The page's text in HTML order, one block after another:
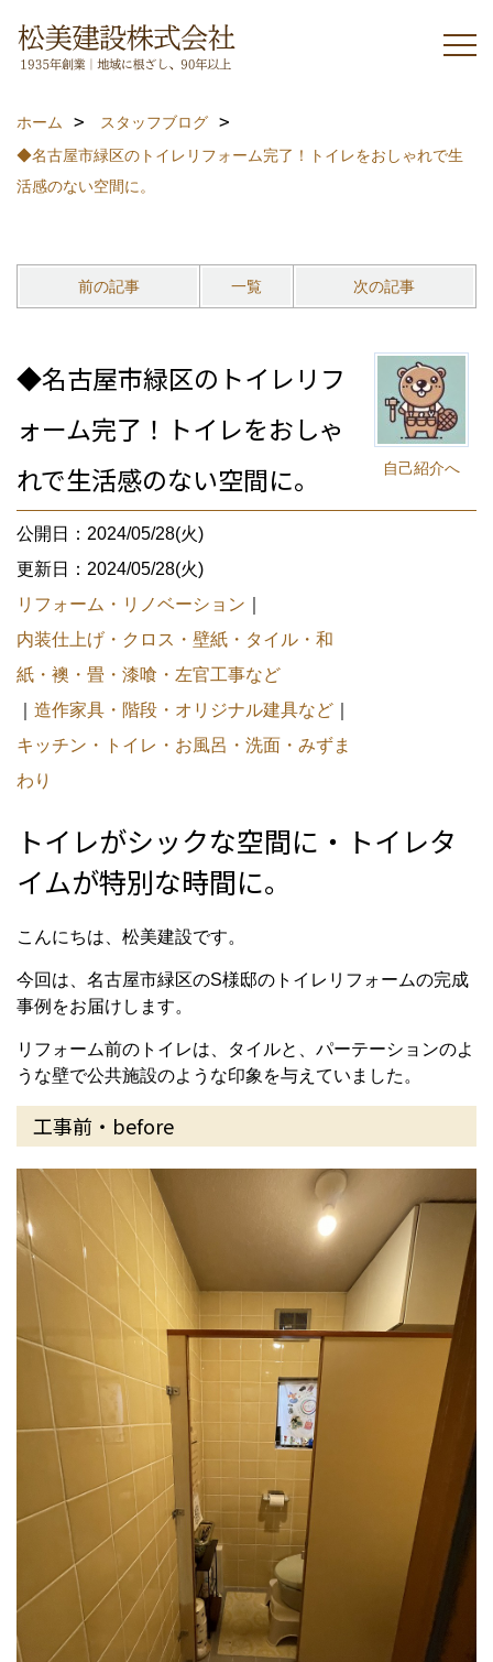
ホーム
スタッフブログ
◆名古屋市緑区のトイレリフォーム完了！トイレをおしゃれで生
活感のない空間に。
前の記事 一覧 次の記事
自己紹介へ
◆名古屋市緑区のトイレリフ
ォーム完了！トイレをおしゃ
れで生活感のない空間に。
公開日：2024/05/28(火)
更新日：2024/05/28(火)
リフォーム・リノベーション
内装仕上げ・クロス・壁紙・タイル・和
紙・襖・畳・漆喰・左官工事など
造作家具・階段・オリジナル建具など
キッチン・トイレ・お風呂・洗面・みずま
わり
トイレがシックな空間に・トイレタ
イムが特別な時間に。
こんにちは、松美建設です。
今回は、名古屋市緑区のS様邸のトイレリフォームの完成
事例をお届けします。
リフォーム前のトイレは、タイルと、パーテーションのよ
うな壁で公共施設のような印象を与えていました。
工事前・before